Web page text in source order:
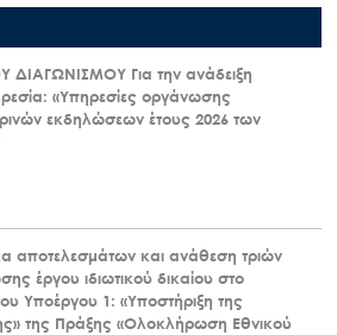
Για την ανάδειξη
«Υπηρεσίες οργάνωσης
εκδηλώσεων έτους 2026 των
αποτελεσμάτων και ανάθεση τριών
έργου ιδιωτικού δικαίου στο
Υποέργου 1: «Υποστήριξη της
της Πράξης «Ολοκλήρωση Εθνικού